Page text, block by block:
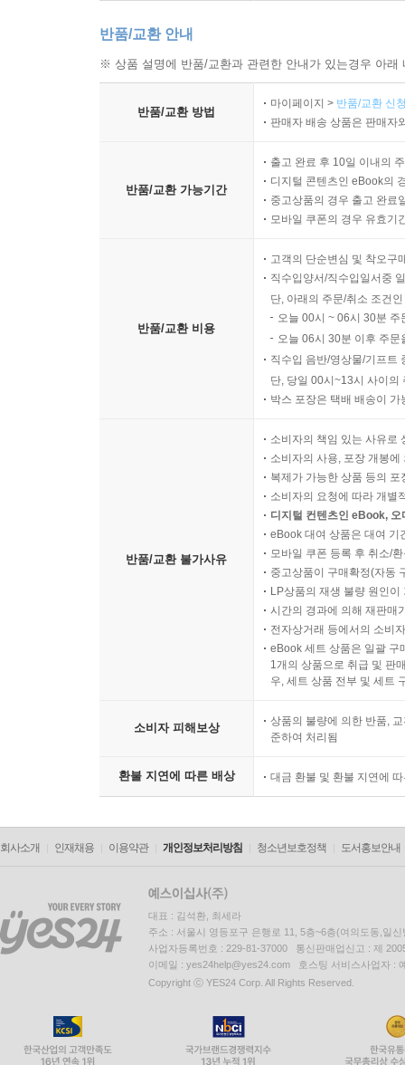
반품/교환 안내
※ 상품 설명에 반품/교환과 관련한 안내가 있는경우 아
반품/교환 방법
마이페이지 > 반품/교환 신
판매자 배송 상품은 판매자
반품/교환 가능기간
출고 완료 후 10일 이내의
디지털 콘텐츠인 eBook의
중고상품의 경우 출고 완료
모바일 쿠폰의 경우 유효기
반품/교환 비용
고객의 단순변심 및 착오구
직수입양서/직수입일서중
단, 아래의 주문/취소 조건
오늘 00시 ~ 06시 30분
오늘 06시 30분 이후 주
직수입 음반/영상물/기프트
단, 당일 00시~13시 사이의
박스 포장은 택배 배송이
반품/교환 불가사유
소비자의 책임 있는 사유로
소비자의 사용, 포장 개봉
복제가 가능한 상품 등의
소비자의 요청에 따라 개별
디지털 컨텐츠인 eBook,
eBook 대여 상품은 대여 기
모바일 쿠폰 등록 후 취소/
중고상품이 구매확정(자동
LP상품의 재생 불량 원인
시간의 경과에 의해 재판매
전자상거래 등에서의 소비
eBook 세트 상품은 일괄 구
1개의 상품으로 취급 및 판
우, 세트 상품 전부 및 세트
소비자 피해보상
상품의 불량에 의한 반품,
준하여 처리됨
환불 지연에 따른 배상 대금 환불 및 환불 지연에
회사소개 인재채용 이용약관 개인정보처리방침 청소년보호정책 도서홍보안내
대표 : 김석환, 최세라
주소 : 서울시 영등포구 은행로 11, 5층~6층(여의도동,일신
사업자등록번호 : 229-81-37000 통신판매업신고 : 제
이메일 : yes24help@yes24.com 호스팅 서비스사업자 :
Copyright ⓒ YES24 Corp. All Rights Reserved.